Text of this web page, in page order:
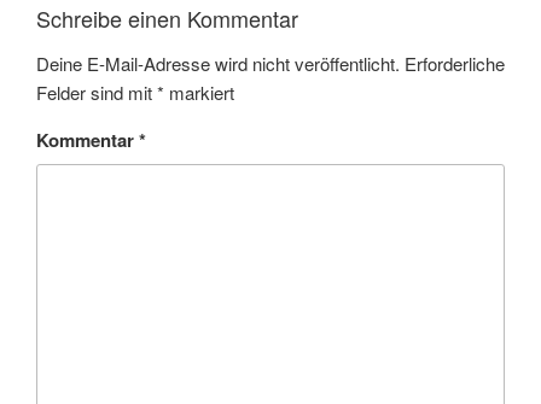
Schreibe einen Kommentar
Deine E-Mail-Adresse wird nicht veröffentlicht. Erforderliche
Felder sind mit* markiert
Kommentar*